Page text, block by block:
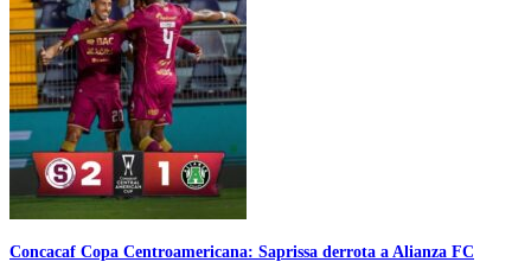
Concacaf Copa Centroamericana: Saprissa derrota a Alianza FC